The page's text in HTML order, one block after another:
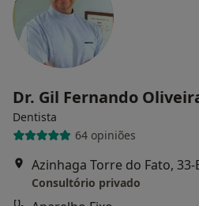
Dr. Gil Fernando
Dentista
64 opiniões
Azinhaga Torre do Fato, 33-
Consultório privado